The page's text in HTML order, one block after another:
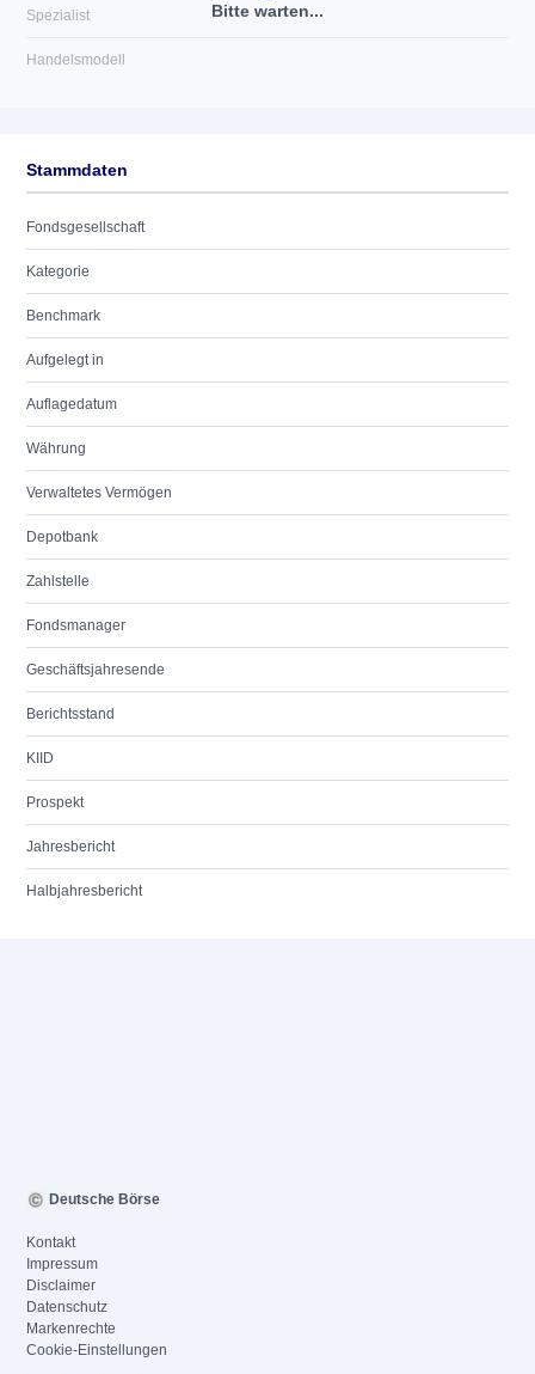
Bitte warten...
Spezialist
Handelsmodell
Stammdaten
Fondsgesellschaft
Kategorie
Benchmark
Aufgelegt in
Auflagedatum
Währung
Verwaltetes Vermögen
Depotbank
Zahlstelle
Fondsmanager
Geschäftsjahresende
Berichtsstand
KIID
Prospekt
Jahresbericht
Halbjahresbericht
Deutsche Börse
Kontakt
Impressum
Disclaimer
Datenschutz
Markenrechte
Cookie-Einstellungen